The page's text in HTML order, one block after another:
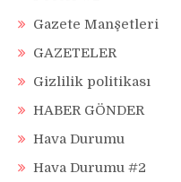
Gazete Manşetleri
GAZETELER
Gizlilik politikası
HABER GÖNDER
Hava Durumu
Hava Durumu #2